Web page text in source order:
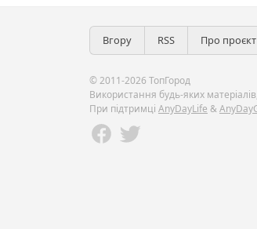
Вгору RSS Про проєкт
© 2011-2026 ТопГород
Використання будь-яких
При підтримці AnyDayLife &